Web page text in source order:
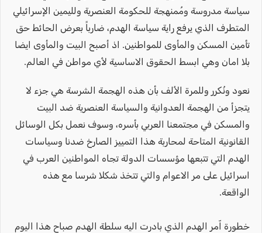
سياسة مدروسة ومُمنهجة للحكومة العنصرية ولليمين الإسرائيلي
المتطرف الذي يرفع راية سياسة الهدم، ضارباً بعرض الحائط حق
تأمين المسكن والمأوى للمواطنين. اذ أصبح البيت والمأوى ايضا
بلا امان وهي ابسط الحقوق الاساسية لأي مواطن في العالم.
نعود ونُكرر وللمرة الألف بأن هذه الهجمة الشرسة هي جزء لا
يتجزأ من الهجمة العدوانية والسياسة العنصرية ضد البيت
والمسكن في مجتمعنا العربي بأسره، وسوف نعمل بكل الوسائل
القانونية المتاحة لمحاربة هذا التمييز الصارخ ضدنا وسياسات
الهدم التي تتبعها مؤسسات الدولة تجاه المواطنين العرب في
اسرائيل على مر الاعوام والتي تتخذ شكلا شرسا مع هذه
الواقعة.
خطورة اّمر الهدم الذي بادرت اليه سلطة الهدم صباح هذا اليوم